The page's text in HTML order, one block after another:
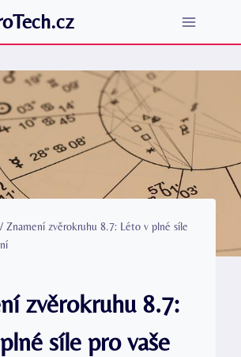
/ Znamení zvěrokruhu 8.7: Léto v plné síle
zvěrokruhu 8.7:
síle pro vaše